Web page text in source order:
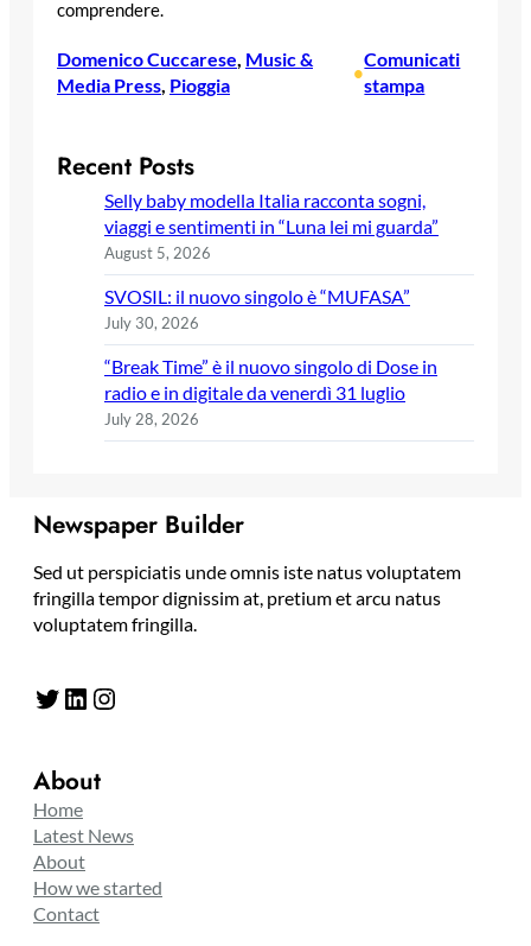
comprendere.
Domenico Cuccarese Music &
Media Press Pioggia
•
Comunicati
stampa
Recent Posts
Selly baby modella Italia racconta sogni,
viaggi e sentimenti in “Luna lei mi guarda”
August 5, 2026
SVOSIL: il nuovo singolo è “MUFASA”
July 30, 2026
“Break Time” è il nuovo singolo di Dose in
radio e in digitale da venerdì 31 luglio
July 28, 2026
Newspaper Builder
Sed ut perspiciatis unde omnis iste natus voluptatem
fringilla tempor dignissim at, pretium et arcu natus
voluptatem fringilla.
Twitter LinkedIn Instagram
About
Home
Latest News
About
How we started
Contact